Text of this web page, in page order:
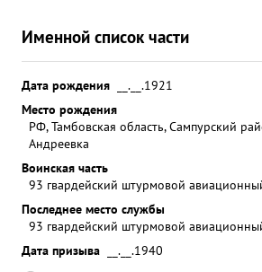
Именной список части
Дата рождения
__.__.1921
Место рождения
РФ, Тамбовская область, Сампурский
Андреевка
Воинская часть
93 гвардейский штурмовой
Последнее место службы
93 гвардейский штурмовой
Дата призыва
__.__.1940